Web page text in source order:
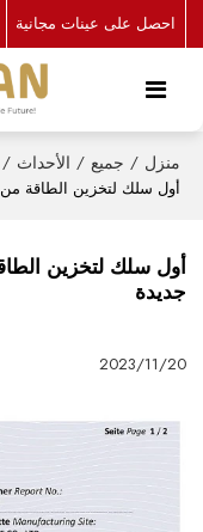
احصل على عينات مجانية
منزل / جميع / الأحداث /
أول سلك لتخزين الطاقة من SUNKEAN يحصل على شهادة جديدة
جديدة
2023/11/20